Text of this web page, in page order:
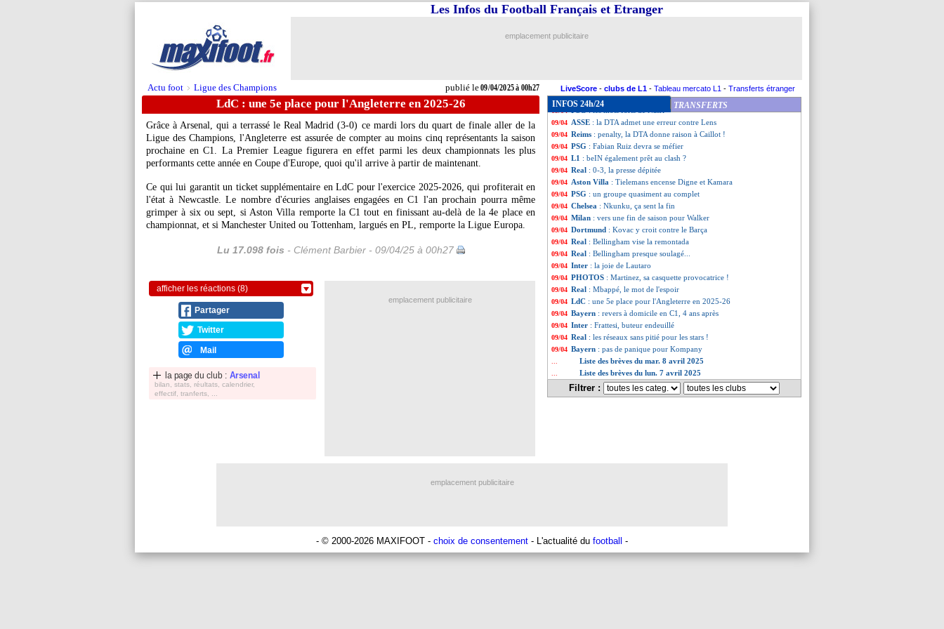
Actu foot > Ligue des Champions publié le09/04/2025 à 00h27
Les Infos du Football Français et Etranger
emplacement publicitaire
LiveScore - clubs de L1 - Tableau mercato L1 - Transferts étranger
LdC : une 5e place pour l'Angleterre en 2025-26
Grâce à Arsenal, qui a terrassé le Real Madrid (3-0) ce mardi lors du quart de finale aller de la
Ligue des Champions, l'Angleterre est assurée de compter au moins cinq représentants la saison
prochaine en C1. La Premier League figurera en effet parmi les deux championnats les plus
performants cette année en Coupe d'Europe, quoi qu'il arrive à partir de maintenant.
Ce qui lui garantit un ticket supplémentaire en LdC pour l'exercice 2025-2026, qui profiterait en
l'état à Newcastle. Le nombre d'écuries anglaises engagées en C1 l'an prochain pourra même
grimper à six ou sept, si Aston Villa remporte la C1 tout en finissant au-delà de la 4e place en
championnat, et si Manchester United ou Tottenham, largués en PL, remporte la Ligue Europa.
Lu 17.098 fois - Clément Barbier - 09/04/25 à 00h27
afficher les réactions (8)
Partager
Twitter
Mail
la page du club : Arsenal
bilan, stats, réultats, calendrier,
effectif, tranferts, ...
INFOS 24h/24 TRANSFERTS
09/04 Man Utd: Onana répond à Matic
09/04 OM: Bennacer, parti pour rester
09/04 Lyon
09/04 PSG: Dembélé ne pense pas au Ballon d'Or
09/04 LdC: les parcours du PSG et d'Aston Villa
09/04 ASSE : la DTA admet une erreur contre Lens
09/04 Reims : penalty, la DTA donne raison à Caillot !
09/04 PSG : Fabian Ruiz devra se méfier
09/04 L1 : beIN également prêt au clash ?
09/04 Real : 0-3, la presse dépitée
09/04 Aston Villa : Tielemans encense Digne et Kamara
09/04 PSG : un groupe quasiment au complet
09/04 Chelsea : Nkunku, ça sent la fin
09/04 Milan : vers une fin de saison pour Walker
09/04 Dortmund : Kovac y croit contre le Barça
09/04 Real : Bellingham vise la remontada
09/04 Real : Bellingham presque soulagé...
09/04 Inter : la joie de Lautaro
09/04 PHOTOS : Martinez, sa casquette provocatrice !
09/04 Real : Mbappé, le mot de l'espoir
09/04 LdC : une 5e place pour l'Angleterre en 2025-26
09/04 Bayern : revers à domicile en C1, 4 ans après
09/04 Inter : Frattesi, buteur endeuillé
09/04 Real : les réseaux sans pitié pour les stars !
09/04 Bayern : pas de panique pour Kompany
Liste des brèves du mar. 8 avril 2025
Liste des brèves du lun. 7 avril 2025
Filtrer :
emplacement publicitaire
emplacement publicitaire
- © 2000-2026 MAXIFOOT - choix de consentement - L'actualité du football -